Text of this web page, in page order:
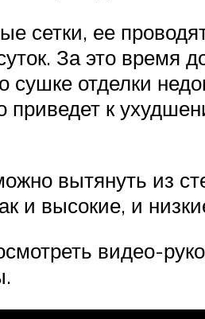
сетки, ее
За это время
отделки
к
вытянуть из
и высокие, и
видео-